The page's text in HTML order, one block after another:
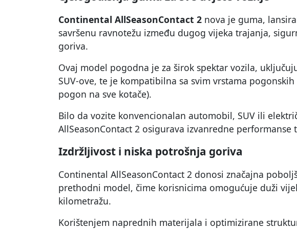
Continental AllSeasonContact 2 nova je guma,
savršenu ravnotežu između dugog vijeka trajanja,
goriva.
Ovaj model pogodna je za širok spektar vozila,
SUV-ove, te je kompatibilna sa svim vrstama
pogon na sve kotače).
Bilo da vozite konvencionalan automobil, SUV ili
AllSeasonContact 2 osigurava izvanredne
Izdržljivost i niska potrošnja goriva
Continental AllSeasonContact 2 donosi značajna
prethodni model, čime korisnicima omogućuje duži
kilometražu.
Korištenjem naprednih materijala i optimizirane